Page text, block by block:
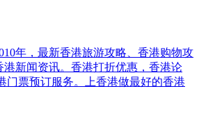
年，最新香港旅游攻略、香港购物攻
新闻资讯。香港打折优惠，香港论
门票预订服务。上香港做最好的香港